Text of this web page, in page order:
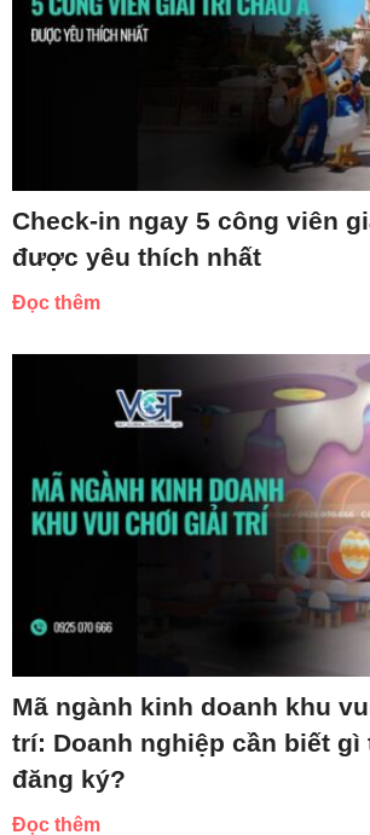
Check-in ngay 5 công viên
được yêu thích nhất
Đọc thêm
Mã ngành kinh doanh khu
trí: Doanh nghiệp cần biết
đăng ký?
Đọc thêm